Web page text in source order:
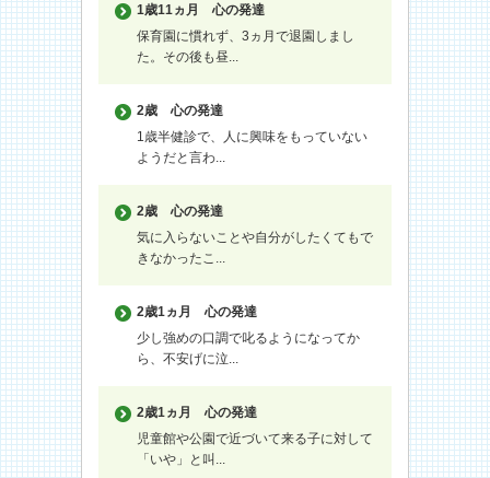
1歳11ヵ月
心の発達
保育園に慣れず、3ヵ月で退園しまし
た。その後も昼...
2歳
心の発達
1歳半健診で、人に興味をもっていない
ようだと言わ...
2歳
心の発達
気に入らないことや自分がしたくてもで
きなかったこ...
2歳1ヵ月
心の発達
少し強めの口調で叱るようになってか
ら、不安げに泣...
2歳1ヵ月
心の発達
児童館や公園で近づいて来る子に対して
「いや」と叫...